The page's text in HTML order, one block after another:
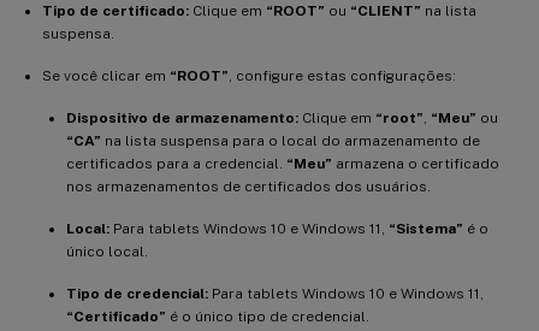
Tipo de certificado: Clique em “ROOT” ou “CLIENT” na lista
suspensa.
Se você clicar em “ROOT” , configure estas configurações:
Dispositivo de armazenamento: Clique em “root” “Meu” ou
“CA” na lista suspensa para o local do armazenamento de
certificados para a credencial. “Meu” armazena o certificado
nos armazenamentos de certificados dos usuários.
Local: Para tablets Windows 10 e Windows 11, “Sistema” é o
único local.
Tipo de credencial: Para tablets Windows 10 e Windows 11,
“Certificado” é o único tipo de credencial.